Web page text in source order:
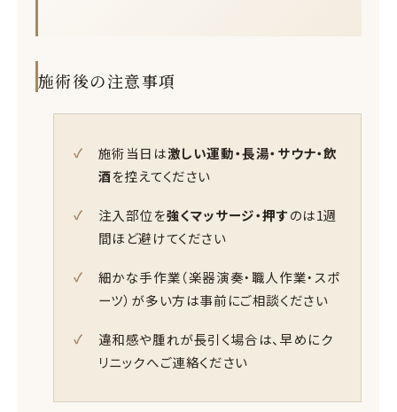
施術後の注意事項
施術当日は激しい運動・長湯・サウナ・飲
酒を控えてください
注入部位を強くマッサージ・押すのは1週
間ほど避けてください
細かな手作業（楽器演奏・職人作業・スポ
ーツ）が多い方は事前にご相談ください
違和感や腫れが長引く場合は、早めにク
リニックへご連絡ください